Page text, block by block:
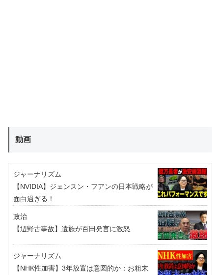
動画
ジャーナリズム
【NVIDIA】ジェンスン・フアンの日本戦略が
面白過ぎる！
政治
【辺野古事故】遺族が百田発言に激怒
ジャーナリズム
【NHK性加害】3年放置は意図的か：お粗末